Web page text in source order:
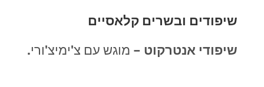
שיפודים ובשרים קלאסיים
שיפודי אנטרקוט – מוגש עם צ'ימיצ'ורי.